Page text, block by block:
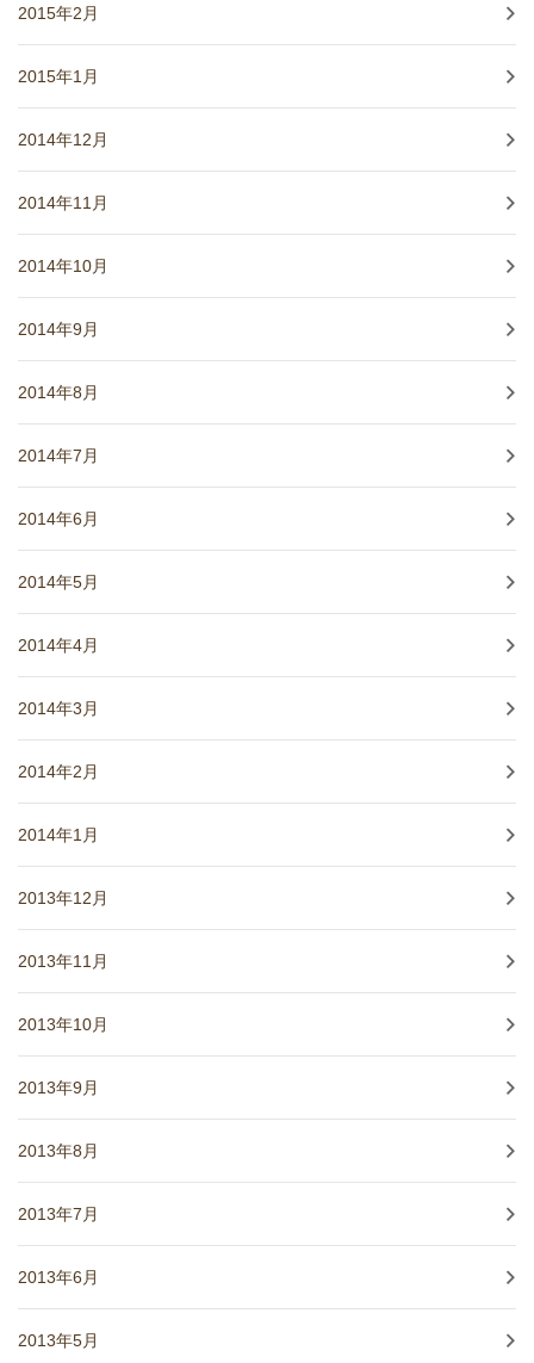
2015年2月
2015年1月
2014年12月
2014年11月
2014年10月
2014年9月
2014年8月
2014年7月
2014年6月
2014年5月
2014年4月
2014年3月
2014年2月
2014年1月
2013年12月
2013年11月
2013年10月
2013年9月
2013年8月
2013年7月
2013年6月
2013年5月